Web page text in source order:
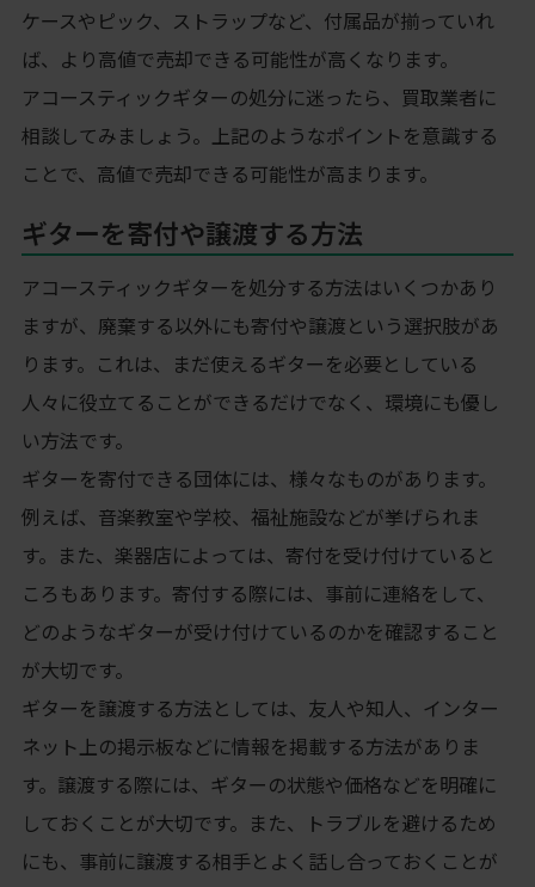
ケースやピック、ストラップなど、付属品が揃っていれ
ば、より高値で売却できる可能性が高くなります。
アコースティックギターの処分に迷ったら、買取業者に
相談してみましょう。上記のようなポイントを意識する
ことで、高値で売却できる可能性が高まります。
ギターを寄付や譲渡する方法
アコースティックギターを処分する方法はいくつかあり
ますが、廃棄する以外にも寄付や譲渡という選択肢があ
ります。これは、まだ使えるギターを必要としている
人々に役立てることができるだけでなく、環境にも優し
い方法です。
ギターを寄付できる団体には、様々なものがあります。
例えば、音楽教室や学校、福祉施設などが挙げられま
す。また、楽器店によっては、寄付を受け付けていると
ころもあります。寄付する際には、事前に連絡をして、
どのようなギターが受け付けているのかを確認すること
が大切です。
ギターを譲渡する方法としては、友人や知人、インター
ネット上の掲示板などに情報を掲載する方法がありま
す。譲渡する際には、ギターの状態や価格などを明確に
しておくことが大切です。また、トラブルを避けるため
にも、事前に譲渡する相手とよく話し合っておくことが